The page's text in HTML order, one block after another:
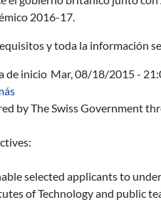
2016-17.
y toda la información
de inicio Mar, 08/18/2015 -
sobre Ofrecimiento n.o
by The Swiss Government
selected applicants to
of Technology and public